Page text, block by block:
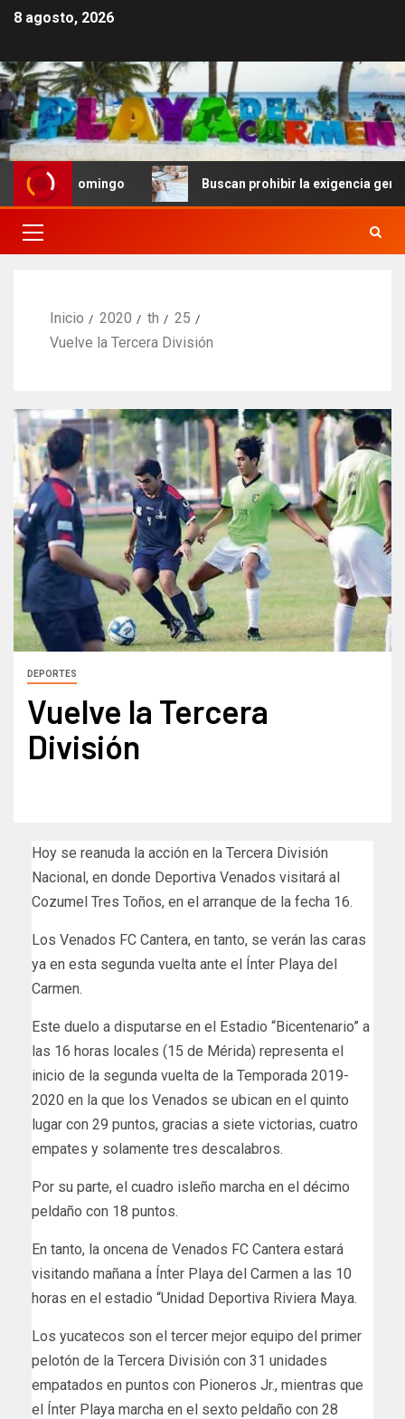
8 agosto, 2026
Domingo Buscan prohibir la exigencia generalizada
Inicio 2020 th
25
Vuelve la Tercera División
DEPORTES
Vuelve la Tercera
División
Hoy se reanuda la acción en la Tercera División
Nacional, en donde Deportiva Venados visitará al
Cozumel Tres Toños, en el arranque de la fecha 16.
Los Venados FC Cantera, en tanto, se verán las caras
ya en esta segunda vuelta ante el Ínter Playa del
Carmen.
Este duelo a disputarse en el Estadio “Bicentenario” a
las 16 horas locales (15 de Mérida) representa el
inicio de la segunda vuelta de la Temporada 2019-
2020 en la que los Venados se ubican en el quinto
lugar con 29 puntos, gracias a siete victorias, cuatro
empates y solamente tres descalabros.
Por su parte, el cuadro isleño marcha en el décimo
peldaño con 18 puntos.
En tanto, la oncena de Venados FC Cantera estará
visitando mañana a Ínter Playa del Carmen a las 10
horas en el estadio “Unidad Deportiva Riviera Maya.
Los yucatecos son el tercer mejor equipo del primer
pelotón de la Tercera División con 31 unidades
empatados en puntos con Pioneros Jr., mientras que
el Ínter Playa marcha en el sexto peldaño con 28